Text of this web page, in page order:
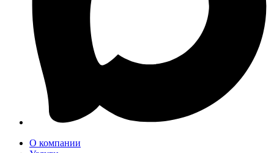
О компании